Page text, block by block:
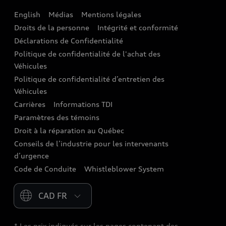
Audi connect
Assistance routière
Audi Care
Centres de carrosserie Audi
Garanties Audi et couverture
English Médias
Mentions légales
Droits de la personne
Intégrité et conformité
Déclarations de Confidentialité
Politique de confidentialité de l'achat des
Véhicules
Politique de confidentialité d’entretien des
Véhicules
Carrières
Informations TDI
Paramètres des témoins
Droit à la réparation au Québec
Conseils de l’industrie pour les intervenants
d’urgence
Code de Conduite
Whistleblower System
Please select country